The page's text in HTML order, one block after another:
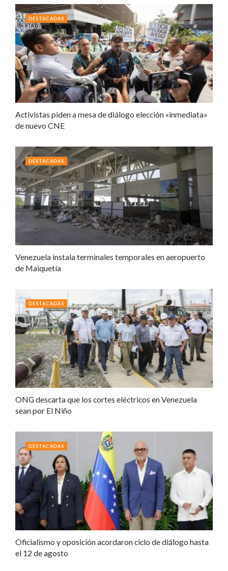
Activistas piden a mesa de diálogo elección «inmediata»
de nuevo CNE
DESTACADAS
Venezuela instala terminales temporales en aeropuerto
de Maiquetía
DESTACADAS
ONG descarta que los cortes eléctricos en Venezuela
sean por El Niño
DESTACADAS
Oficialismo y oposición acordaron ciclo de diálogo hasta
el 12 de agosto
DESTACADAS